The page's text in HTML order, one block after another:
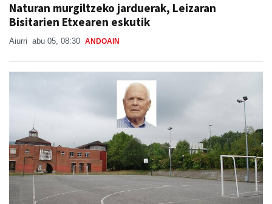
Naturan murgiltzeko jarduerak, Leizaran
Bisitarien Etxearen eskutik
Aiurri abu 05, 08:30 ANDOAIN